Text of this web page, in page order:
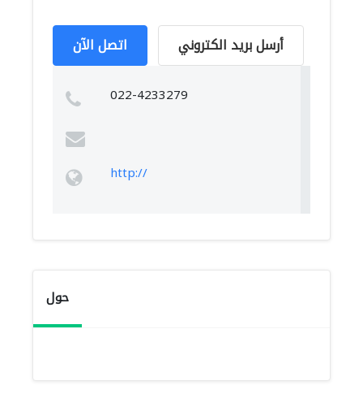
اتصل الآن أرسل بريد الكتروني
022-4233279
http://
حول